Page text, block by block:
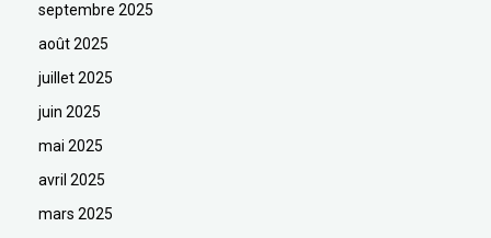
septembre 2025
août 2025
juillet 2025
juin 2025
mai 2025
avril 2025
mars 2025